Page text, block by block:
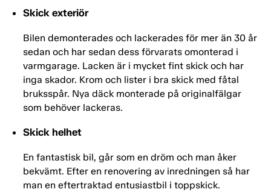
Skick exteriör
Bilen demonterades och lackerades för mer än 30 år
sedan och har sedan dess förvarats omonterad i
varmgarage. Lacken är i mycket fint skick och har
inga skador. Krom och lister i bra skick med fåtal
bruksspår. Nya däck monterade på originalfälgar
som behöver lackeras.
Skick helhet
En fantastisk bil, går som en dröm och man åker
bekvämt. Efter en renovering av inredningen så har
man en eftertraktad entusiastbil i toppskick.